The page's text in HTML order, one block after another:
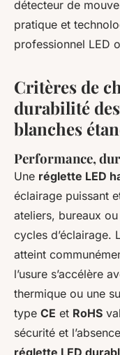
détecteur de
pratique et
professionnel LED
Critères de
durabilité
blanches
Performance,
Une réglette LED
éclairage puissant
ateliers, bureaux
cycles d’éclairage.
atteint
l’usure s’accélère
thermique ou une
type CE et RoHS
sécurité et
réglette LED